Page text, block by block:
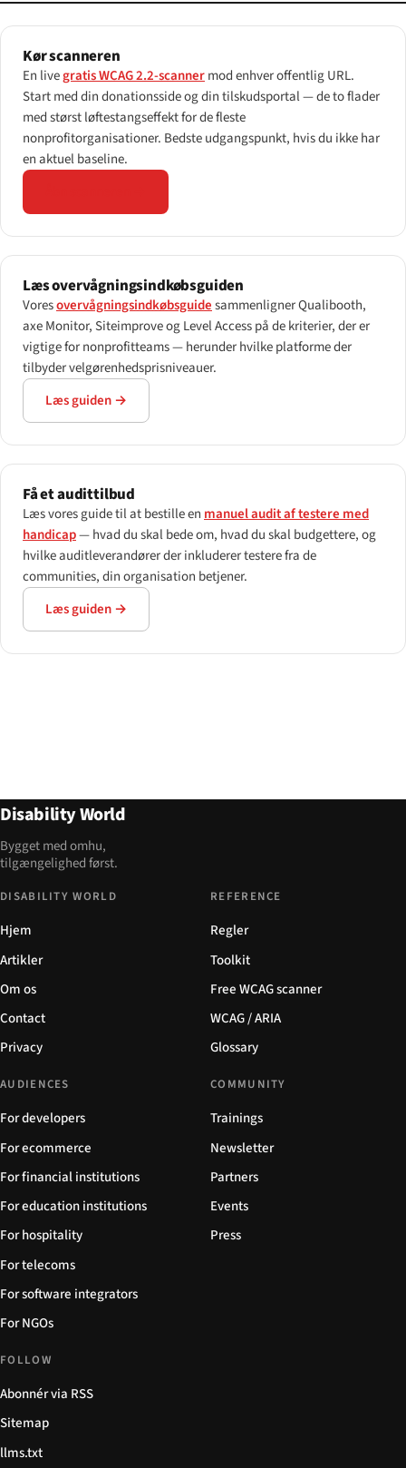
Kør scanneren
En livegratis WCAG 2.2-scannermod enhver offentlig URL.
Start med din donationsside og din tilskudsportal — de to flader
med størst løftestangseffekt for de fleste
nonprofitorganisationer. Bedste udgangspunkt, hvis du ikke har
en aktuel baseline.
Læs overvågnings­indkøbs­guiden
Voresovervågnings­indkøbs­guidesammenligner Qualibooth,
axe Monitor, Siteimprove og Level Access på de kriterier, der er
vigtige for nonprofitteams — herunder hvilke platforme der
tilbyder velgørenheds­prisniveauer.
Læs guiden →
Få et audittilbud
Læs vores guide til at bestille enmanuel audit af testere med
handicap— hvad du skal bede om, hvad du skal budgettere, og
hvilke auditleverandører der inkluderer testere fra de
communities, din organisation betjener.
Læs guiden →
Disability World
Bygget med omhu,
tilgængelighed først.
DISABILITY WORLD
Hjem
Artikler
Om os
Contact
Privacy
REFERENCE
Regler
Toolkit
Free WCAG scanner
WCAG / ARIA
Glossary
AUDIENCES
For developers
For ecommerce
For financial institutions
For education institutions
For hospitality
For telecoms
For software integrators
For NGOs
COMMUNITY
Trainings
Newsletter
Partners
Events
Press
FOLLOW
Abonnér via RSS
Sitemap
llms.txt